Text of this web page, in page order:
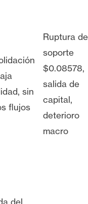
sin
flujos
Ruptura
soporte
$0.08578,
salida de
capital,
deterioro
macro
del